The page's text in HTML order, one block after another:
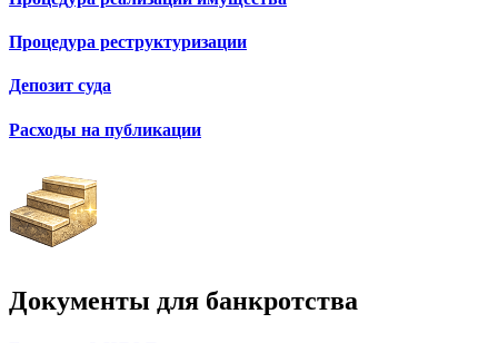
Процедура реструктуризации
Депозит суда
Расходы на публикации
Документы для банкротства